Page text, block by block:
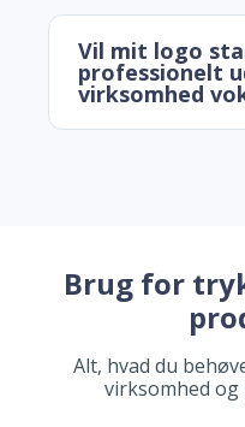
Vil mit logo
professionelt
virksomhed
Brug for
Alt, hvad du
virksomhed